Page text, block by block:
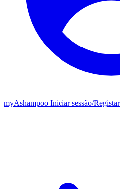
myAshampoo Iniciar sessão/Registar